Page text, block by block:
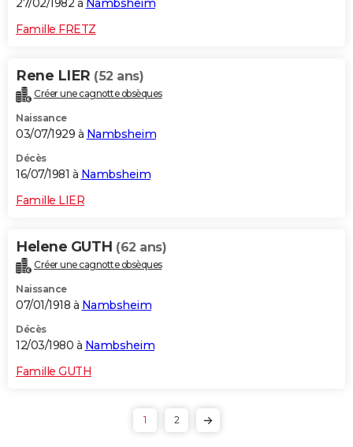
27/02/1982 à Nambsheim
Famille FRETZ
Rene LIER (52 ans)
Créer une cagnotte obsèques
Naissance
03/07/1929 à Nambsheim
Décès
16/07/1981 à Nambsheim
Famille LIER
Helene GUTH (62 ans)
Créer une cagnotte obsèques
Naissance
07/01/1918 à Nambsheim
Décès
12/03/1980 à Nambsheim
Famille GUTH
1 2